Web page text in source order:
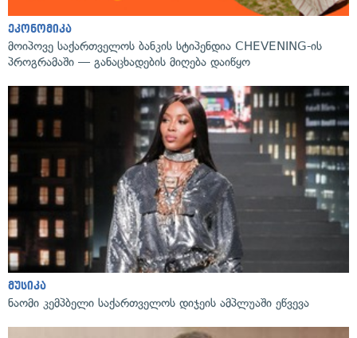
ეკონომიკა
მოიპოვე საქართველოს ბანკის სტიპენდია CHEVENING-ის
პროგრამაში — განაცხადების მიღება დაიწყო
მუსიკა
ნაომი კემპბელი საქართველოს დიჯეის ამპლუაში ეწვევა